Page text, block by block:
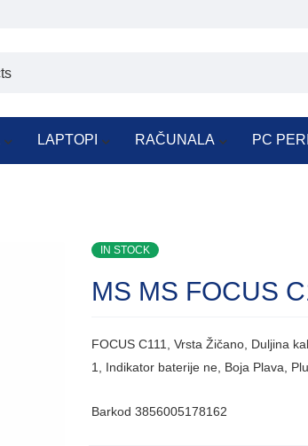
LAPTOPI RAČUNALA PC
IN STOCK
MS MS FOCUS
FOCUS C111, Vrsta Žičano, Duljina
1, Indikator baterije ne, Boja Plava,
Barkod 3856005178162